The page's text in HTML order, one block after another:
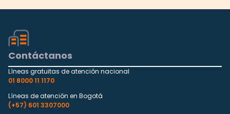
Contáctanos
Líneas gratuitas de atención nacional
01 8000 11 1170
Líneas de atención en Bogotá
(+57) 601 3307000